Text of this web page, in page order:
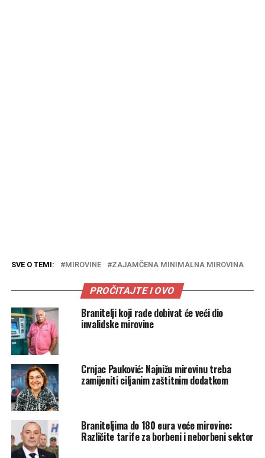
SVE O TEMI: MIROVINE ZAJAMČENA MINIMALNA MIROVINA
PROČITAJTE I OVO
Branitelji koji rade dobivat će veći dio
invalidske mirovine
Crnjac Pauković: Najnižu mirovinu treba
zamijeniti ciljanim zaštitnim dodatkom
Braniteljima do 180 eura veće mirovine:
Različite tarife za borbeni i neborbeni sektor